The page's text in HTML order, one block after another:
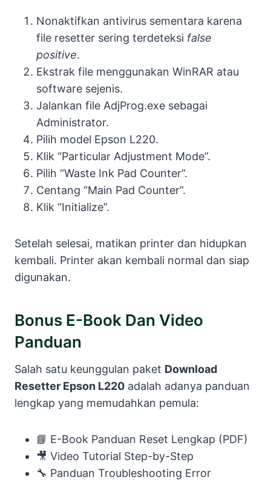
Nonaktifkan antivirus sementara karena
file resetter sering terdeteksi false
positive.
Ekstrak file menggunakan WinRAR atau
software sejenis.
Jalankan file AdjProg.exe sebagai
Administrator.
Pilih model Epson L220.
Klik “Particular Adjustment Mode”.
Pilih “Waste Ink Pad Counter”.
Centang “Main Pad Counter”.
Klik “Initialize”.
Setelah selesai, matikan printer dan hidupkan
kembali. Printer akan kembali normal dan siap
digunakan.
Bonus E-Book Dan Video
Panduan
Salah satu keunggulan paket Download
Resetter Epson L220 adalah adanya panduan
lengkap yang memudahkan pemula:
📘 E-Book Panduan Reset Lengkap (PDF)
🎥 Video Tutorial Step-by-Step
🔧 Panduan Troubleshooting Error